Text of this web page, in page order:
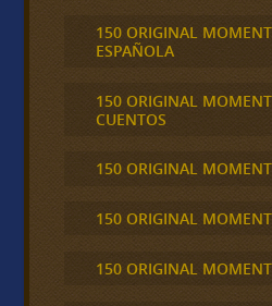
150 ORIGINAL
ESPAÑOLA
150 ORIGINAL
CUENTOS
150 ORIGINAL
150 ORIGINAL
150 ORIGINAL